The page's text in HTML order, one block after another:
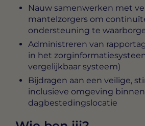
Nauw samenwerken met
mantelzorgers om
ondersteuning te
Administreren van
in het
vergelijkbaar systeem)
Bijdragen aan een veilige,
inclusieve omgeving
dagbestedingslocatie